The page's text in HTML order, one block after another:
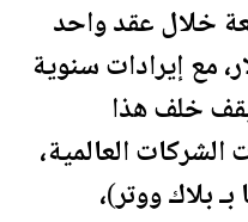
خلال عقد واحد
دولار، مع إيرادات سنوية
ويقف خلف هذا
العالمية،
بلاك ووتر)،